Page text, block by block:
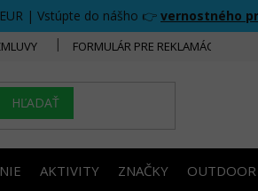
| Vstúpte do nášho 👉 vernostného
FORMULÁR PRE REKLAMÁCIU
HĽADAŤ
AKTIVITY ZNAČKY OUTDOOR